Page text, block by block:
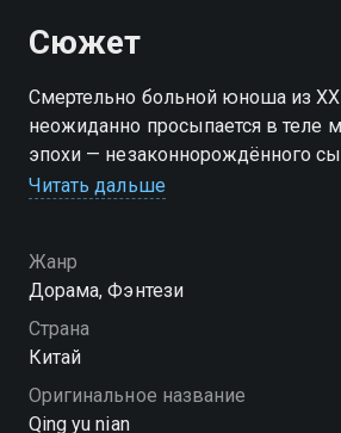
Сюжет
Смертельно больной юноша из
неожиданно просыпается в теле
эпохи — незаконнорождённого
могущественной империи Южного
игру за власть, любовь и правду
коварном мире имперского Китая.
Посмотреть онлайн 1 сезон
вы можете совершенно
качестве на Смотрёшке
Читать дальше
Жанр
Дорама, Фэнтези
Страна
Китай
Оригинальное название
Qing yu nian